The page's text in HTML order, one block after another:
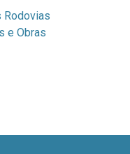
Rodovias
e Obras